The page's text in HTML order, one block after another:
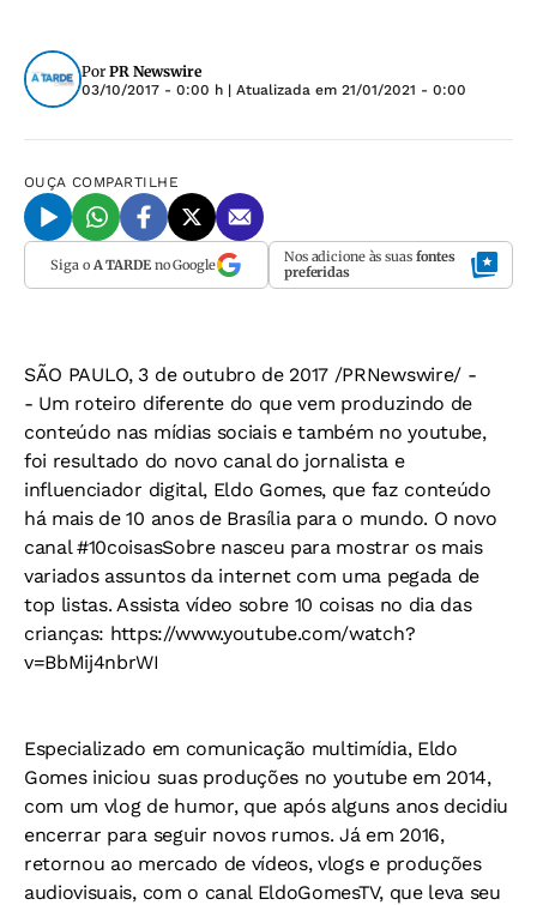
Por PR Newswire
03/10/2017 - 0:00 h | Atualizada em 21/01/2021 - 0:00
OUÇA COMPARTILHE
Siga o A TARDEno Google Nos adicione às suas fontes
preferidas
SÃO PAULO, 3 de outubro de 2017 /PRNewswire/ -
- Um roteiro diferente do que vem produzindo de
conteúdo nas mídias sociais e também no youtube,
foi resultado do novo canal do jornalista e
influenciador digital, Eldo Gomes, que faz conteúdo
há mais de 10 anos de Brasília para o mundo. O novo
canal #10coisasSobre nasceu para mostrar os mais
variados assuntos da internet com uma pegada de
top listas. Assista vídeo sobre 10 coisas no dia das
crianças: https://www.youtube.com/watch?
v=BbMij4nbrWI
Especializado em comunicação multimídia, Eldo
Gomes iniciou suas produções no youtube em 2014,
com um vlog de humor, que após alguns anos decidiu
encerrar para seguir novos rumos. Já em 2016,
retornou ao mercado de vídeos, vlogs e produções
audiovisuais, com o canal EldoGomesTV, que leva seu